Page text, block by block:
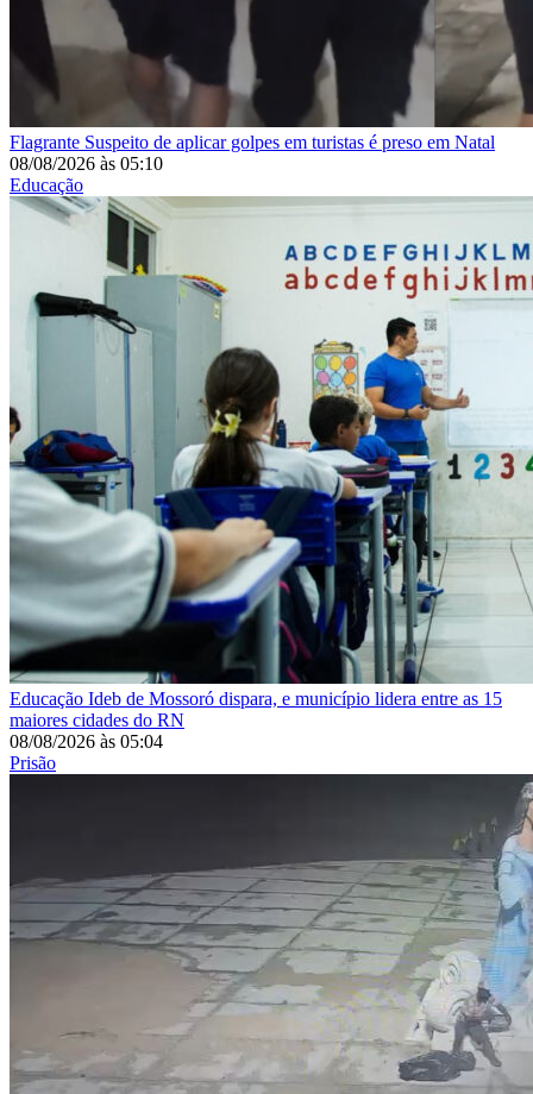
Flagrante Suspeito de aplicar golpes em turistas é preso em Natal
08/08/2026 às 05:10
Educação
Educação Ideb de Mossoró dispara, e município lidera entre as 15
maiores cidades do RN
08/08/2026 às 05:04
Prisão